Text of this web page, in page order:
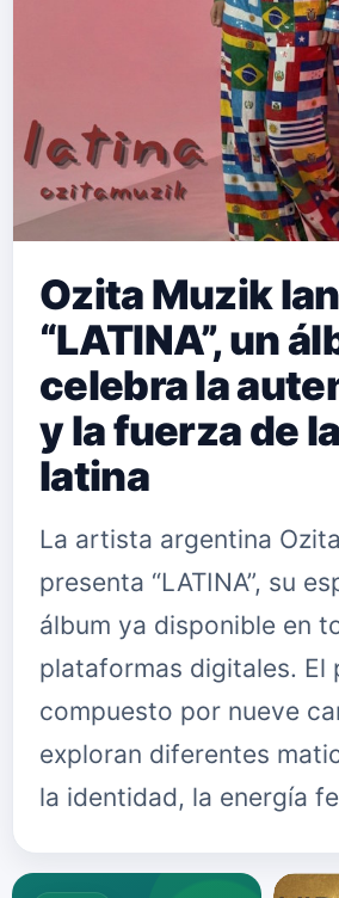
Ozita Muzik
“LATINA”, un
celebra la
y la fuerza de
latina
La artista argentina
presenta “LATINA”, su
álbum ya disponible en
plataformas digitales. El
compuesto por nueve
exploran diferentes
la identidad, la energía